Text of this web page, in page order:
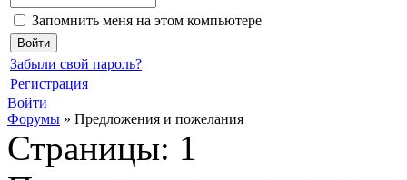
Запомнить меня на этом компьютере
Забыли свой пароль?
Регистрация
Войти
Форумы » Предложения и пожелания
Страницы: 1